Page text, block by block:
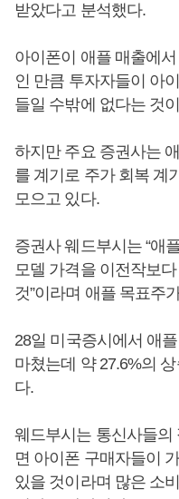
받았다고 분석했다.
아이폰이 애플 매출에
인 만큼 투자자들이 아
들일 수밖에 없다는 것
하지만 주요 증권사는
를 계기로 주가 회복 계
모으고 있다.
증권사 웨드부시는 “애
모델 가격을 이전작보
것”이라며 애플 목표주
28일 미국증시에서 애
마쳤는데 약 27.6%의
다.
웨드부시는 통신사들의
면 아이폰 구매자들이
있을 것이라며 많은 소